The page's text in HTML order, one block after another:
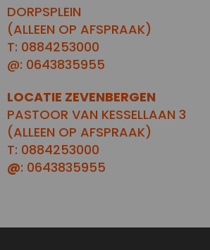
DORPSPLEIN
(ALLEEN OP AFSPRAAK)
T: 0884253000
@: 0643835955
LOCATIE ZEVENBERGEN
PASTOOR VAN KESSELLAAN 3
(ALLEEN OP AFSPRAAK)
T: 0884253000
@: 0643835955